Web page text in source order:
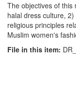
The objectives of this
halal dress culture,
religious principles
Muslim women's
File in this item: